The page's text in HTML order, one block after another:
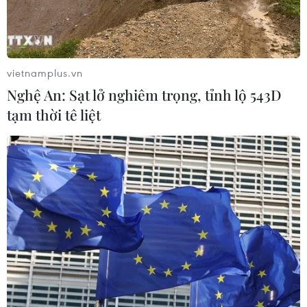
7 học sinh đội tuyển Việt Nam đoạt
huy chương tại Olympic AI quốc tế
07/08/2026 15:27
Bảo đảm chính xác, công khai điểm
chuẩn tuyển sinh các trường quân
đội
07/08/2026 12:26
Ban đại diện cha mẹ học sinh không
được tự đặt các khoản thu, ép buộc
đóng góp
07/08/2026 10:30
vietnamplus.vn
Nghệ An: Sạt lở nghiêm trọng, tỉnh lộ 543D
tạm thời tê liệt